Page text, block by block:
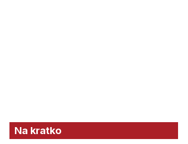
Na kratko